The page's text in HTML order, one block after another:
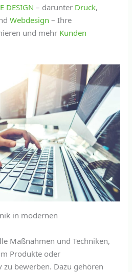
DESIGN – darunter Druck,
Webdesign – Ihre
und mehr Kunden
in modernen
Maßnahmen und Techniken,
Produkte oder
bewerben. Dazu gehören